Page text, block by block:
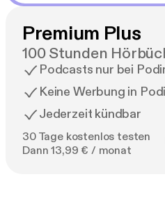
Premium Plus
100 Stunden
Podcasts nur bei
Keine Werbung in
Jederzeit kündbar
30 Tage kostenlos testen
Dann 13,99 € / monat